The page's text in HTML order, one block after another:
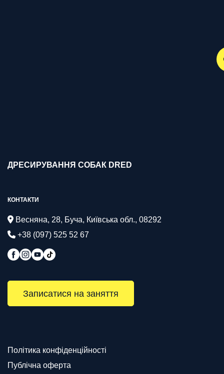
ДРЕСИРУВАННЯ СОБАК DRED
КОНТАКТИ
Весняна, 28, Буча, Київська обл., 08292
+38 (097) 525 52 67
Записатися на заняття
Політика конфіденційності
Публічна оферта